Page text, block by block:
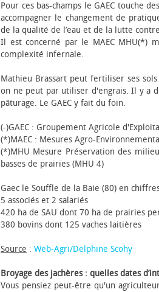
Pour ces bas-champs le GAEC touche
accompagner le changement de
de la qualité de l’eau et de la lutte
Il est concerné par le MAEC MHU(*)
complexité infernale.
Mathieu Brassart peut fertiliser ses
on ne peut par utiliser d'engrais. Il y a
pâturage. Le GAEC y fait du foin.
(-)GAEC : Groupement Agricole
(*)MAEC : Mesures Agro-
(*)MHU Mesure Préservation des
basses de prairies (MHU 4)
Gaec le Souffle de la Baie (80) en
5 associés et 2 salariés
420 ha de SAU dont 70 ha de prairies
380 bovins dont 125 vaches laitières
Source : Web-Agri/Delphine Scohy
Broyage des jachères : quelles dates
Vous pensiez peut-être qu'un